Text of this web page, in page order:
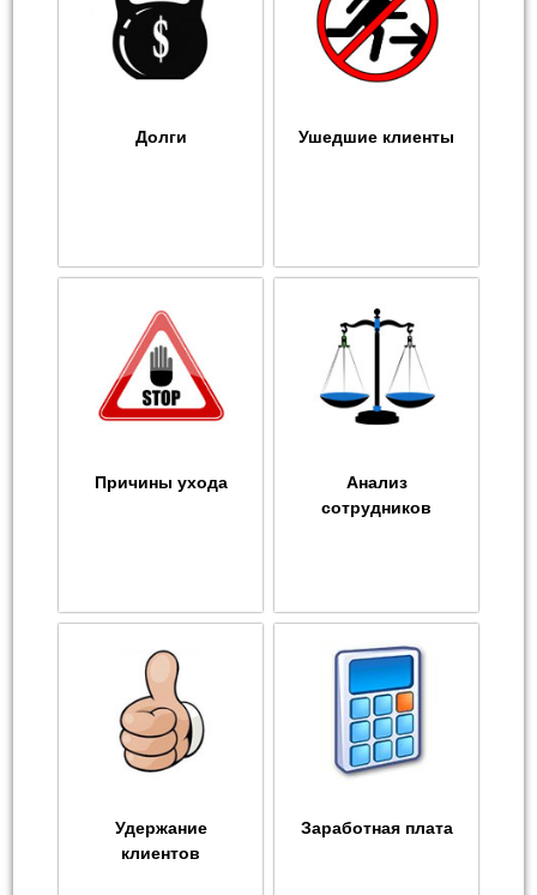
Долги Ушедшие клиенты
Причины ухода
Анализ
сотрудников
Удержание
клиентов
Заработная плата